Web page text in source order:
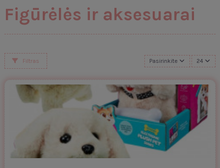
Figūrėlės ir aksesuarai
Filtras Pasirinkite 24